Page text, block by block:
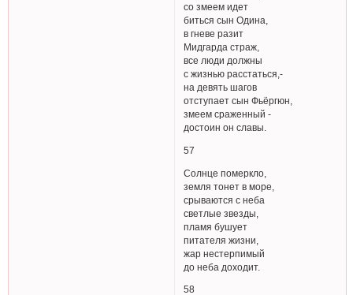
со змеем идет
биться сын Одина,
в гневе разит
Мидгарда страж,
все люди должны
с жизнью расстаться,-
на девять шагов
отступает сын Фьёргюн,
змеем сраженный -
достоин он славы.
57
Солнце померкло,
земля тонет в море,
срываются с неба
светлые звезды,
пламя бушует
питателя жизни,
жар нестерпимый
до неба доходит.
58